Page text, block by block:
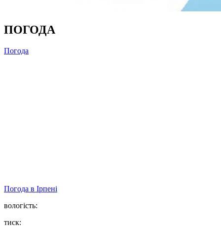
ПОГОДА
Погода
Погода в Ірпені
вологість:
тиск: